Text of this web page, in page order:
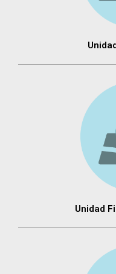
Unidad